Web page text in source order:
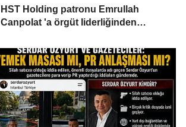
HST Holding patronu Emrullah
Canpolat 'a örgüt liderliğinden
malvarlığına el konuldu